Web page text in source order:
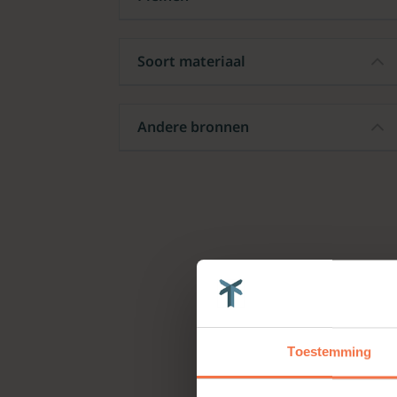
Toestemming
Soort materiaal
Andere bronnen